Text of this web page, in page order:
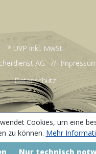
* UVP inkl. MwSt.
AG //
Datenschutz
Cookies, um eine
zu können. Mehr
Nur technisch